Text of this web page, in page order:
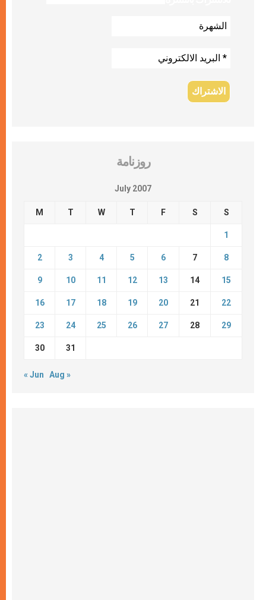
روزنامة
July 2007
M T W T F S S
1
2 3 4 5 6 7 8
9 10 11 12 13 14 15
16 17 18 19 20 21 22
23 24 25 26 27 28 29
30 31
« Jun Aug »